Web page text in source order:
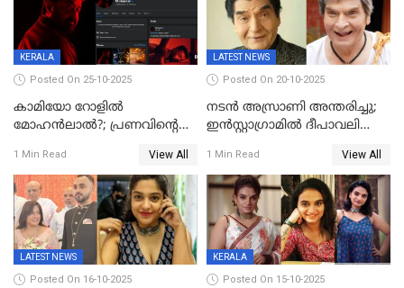
KERALA
Posted On 25-10-2025
കാമിയോ റോളിൽ
മോഹൻലാൽ?; പ്രണവിന്റെ
പിന്നാലെ ഡിപി; ചർച്ചയായി
സോഷ്യൽ മീഡിയ ചിത്രങ്ങൾ
1 Min Read View All
LATEST NEWS
Posted On 20-10-2025
നടന്‍ അസ്രാണി അന്തരിച്ചു;
ഇന്‍‌സ്റ്റാഗ്രാമില്‍ ദീപാവലി
മണിക്കൂറുകള്‍ക്കകം
വിയോഗം
1 Min Read View All
LATEST NEWS
Posted On 16-10-2025
KERALA
Posted On 15-10-2025